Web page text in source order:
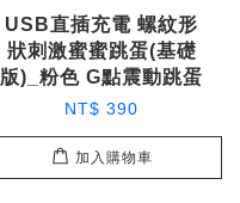
USB直插充電 螺紋形
狀刺激蜜蜜跳蛋(基礎
版)_粉色 G點震動跳蛋
NT$ 390
加入購物車